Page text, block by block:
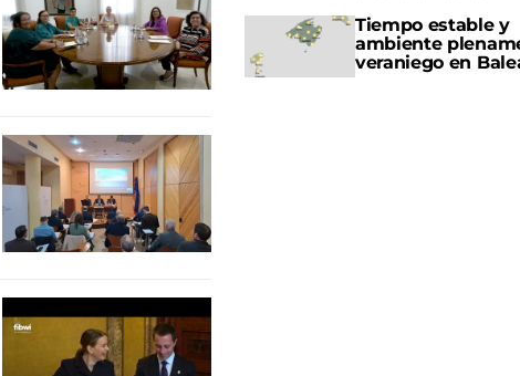
Tiempo estable y
ambiente
veraniego en